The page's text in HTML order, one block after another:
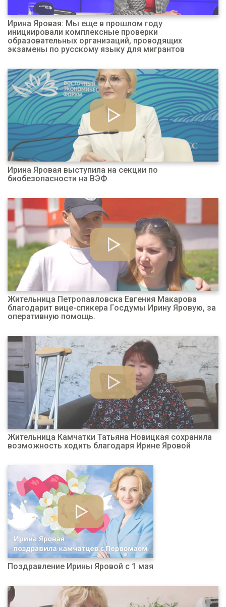
Ирина Яровая: Мы еще в прошлом году
инициировали комплексные проверки
образовательных организаций, проводящих
экзамены по русскому языку для мигрантов
Ирина Яровая выступила на секции по
биобезопасности на ВЭФ
Жительница Петропавловска Евгения Макарова
благодарит вице-спикера Госдумы Ирину Яровую, за
оперативную помощь.
Жительница Камчатки Татьяна Новицкая сохранила
возможность ходить благодаря Ирине Яровой
Поздравление Ирины Яровой с 1 мая